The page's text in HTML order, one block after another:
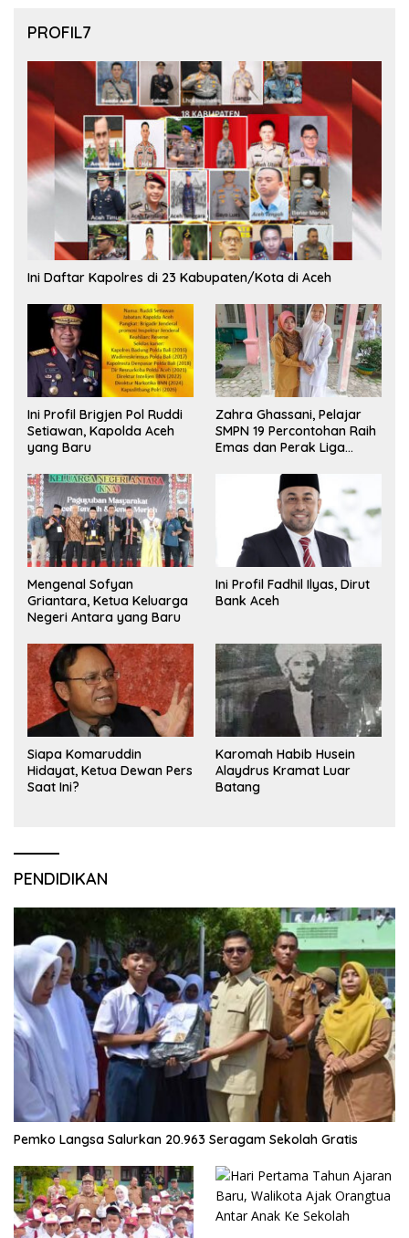
PROFIL7
Ini Daftar Kapolres di 23 Kabupaten/Kota di Aceh
Ini Profil Brigjen Pol Ruddi
Setiawan, Kapolda Aceh
yang Baru
Zahra Ghassani, Pelajar
SMPN 19 Percontohan Raih
Emas dan Perak Liga
Mengenal Sofyan
Griantara, Ketua Keluarga
Negeri Antara yang Baru
Ini Profil Fadhil Ilyas, Dirut
Bank Aceh
Siapa Komaruddin
Hidayat, Ketua Dewan Pers
Saat Ini?
Karomah Habib Husein
Alaydrus Kramat Luar
Batang
PENDIDIKAN
Pemko Langsa Salurkan 20.963 Seragam Sekolah Gratis